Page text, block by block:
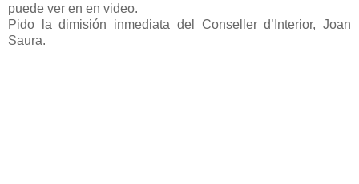
puede ver en en video.
Pido la dimisión inmediata del Conseller d’Interior, Joan
Saura.